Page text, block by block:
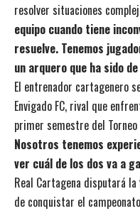
resolver situaciones
equipo cuando tiene
resuelve. Tenemos
un arquero que ha sido
El entrenador cartagenero
Envigado FC, rival que
primer semestre del Torneo
Nosotros tenemos
ver cuál de los dos va a
Real Cartagena disputará
de conquistar el